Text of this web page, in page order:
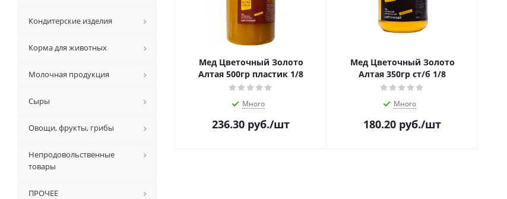
Мед Цветочный Золото
Алтая 500гр пластик 1/8
Много
236.30 руб./шт
Мед Цветочный Золото
Алтая 350гр ст/б 1/8
Много
180.20 руб./шт
Кондитерские изделия
Корма для животных
Молочная продукция
Сыры
Овощи, фрукты, грибы
Непродовольственные
товары
ПРОЧЕЕ